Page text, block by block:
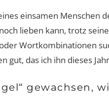
einsamen Menschen
lieben kann, trotz
Wortkombinationen
gut, das ich ihn dieses
gewachsen,